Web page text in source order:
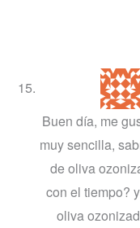
Buen día, me
muy sencilla,
de oliva
con el tiempo?
oliva